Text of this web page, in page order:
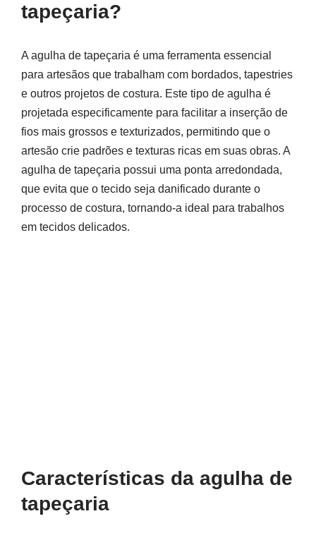
tapeçaria?
A agulha de tapeçaria é uma ferramenta essencial
para artesãos que trabalham com bordados, tapestries
e outros projetos de costura. Este tipo de agulha é
projetada especificamente para facilitar a inserção de
fios mais grossos e texturizados, permitindo que o
artesão crie padrões e texturas ricas em suas obras. A
agulha de tapeçaria possui uma ponta arredondada,
que evita que o tecido seja danificado durante o
processo de costura, tornando-a ideal para trabalhos
em tecidos delicados.
Características da agulha de
tapeçaria